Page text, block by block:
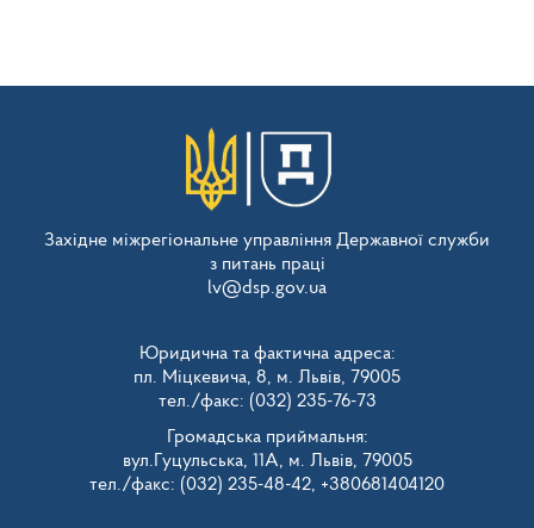
Західне міжрегіональне управління Державної служби
з питань праці
lv@dsp.gov.ua
Юридична та фактична адреса:
пл. Міцкевича, 8, м. Львів, 79005
тел./факс: (032) 235-76-73
Громадська приймальня:
вул.Гуцульська, 11А, м. Львів, 79005
тел./факс: (032) 235-48-42, +380681404120